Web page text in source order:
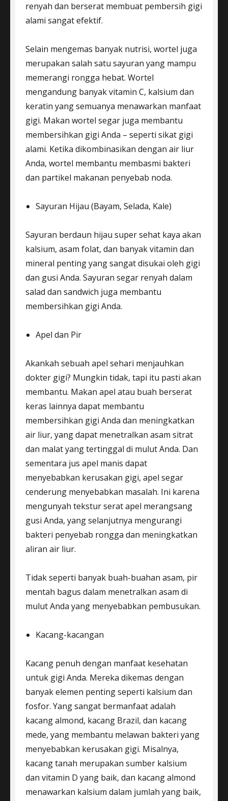
renyah dan berserat membuat pembersih gigi
alami sangat efektif.
Selain mengemas banyak nutrisi, wortel juga
merupakan salah satu sayuran yang mampu
memerangi rongga hebat. Wortel
mengandung banyak vitamin C, kalsium dan
keratin yang semuanya menawarkan manfaat
gigi. Makan wortel segar juga membantu
membersihkan gigi Anda – seperti sikat gigi
alami. Ketika dikombinasikan dengan air liur
Anda, wortel membantu membasmi bakteri
dan partikel makanan penyebab noda.
Sayuran Hijau (Bayam, Selada, Kale)
Sayuran berdaun hijau super sehat kaya akan
kalsium, asam folat, dan banyak vitamin dan
mineral penting yang sangat disukai oleh gigi
dan gusi Anda. Sayuran segar renyah dalam
salad dan sandwich juga membantu
membersihkan gigi Anda.
Apel dan Pir
Akankah sebuah apel sehari menjauhkan
dokter gigi? Mungkin tidak, tapi itu pasti akan
membantu. Makan apel atau buah berserat
keras lainnya dapat membantu
membersihkan gigi Anda dan meningkatkan
air liur, yang dapat menetralkan asam sitrat
dan malat yang tertinggal di mulut Anda. Dan
sementara jus apel manis dapat
menyebabkan kerusakan gigi, apel segar
cenderung menyebabkan masalah. Ini karena
mengunyah tekstur serat apel merangsang
gusi Anda, yang selanjutnya mengurangi
bakteri penyebab rongga dan meningkatkan
aliran air liur.
Tidak seperti banyak buah-buahan asam, pir
mentah bagus dalam menetralkan asam di
mulut Anda yang menyebabkan pembusukan.
Kacang-kacangan
Kacang penuh dengan manfaat kesehatan
untuk gigi Anda. Mereka dikemas dengan
banyak elemen penting seperti kalsium dan
fosfor. Yang sangat bermanfaat adalah
kacang almond, kacang Brazil, dan kacang
mede, yang membantu melawan bakteri yang
menyebabkan kerusakan gigi. Misalnya,
kacang tanah merupakan sumber kalsium
dan vitamin D yang baik, dan kacang almond
menawarkan kalsium dalam jumlah yang baik,